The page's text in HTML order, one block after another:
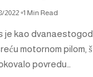
2022 1 Min Read
je kao
motornom pilom,
povredu…